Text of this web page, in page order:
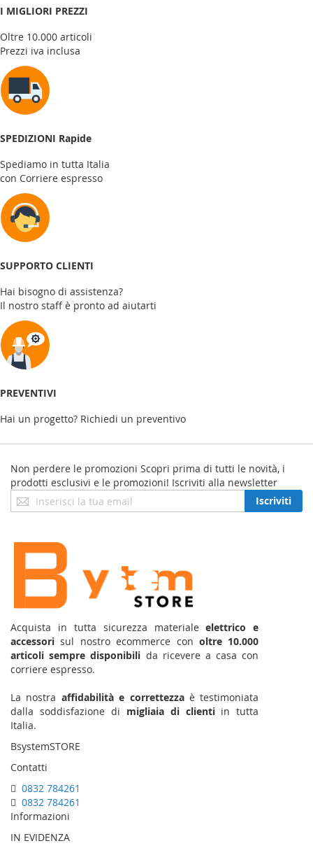
I MIGLIORI PREZZI
Oltre 10.000 articoli
Prezzi iva inclusa
SPEDIZIONI Rapide
Spediamo in tutta Italia
con Corriere espresso
SUPPORTO CLIENTI
Hai bisogno di assistenza?
Il nostro staff è pronto ad aiutarti
PREVENTIVI
Hai un progetto? Richiedi un preventivo
Non perdere le promozioni Scopri prima di tutti le novità, i
prodotti esclusivi e le promozioni! Iscriviti alla newsletter
Iscriviti
alla
Iscriviti
Acquista in tutta sicurezza materialeelettrico e
accessori sul nostro ecommerce con oltre 10.000
articoli sempre disponibili da ricevere a casa con
corriere espresso.
La nostra affidabilità e correttezzaè testimoniata
dalla soddisfazione di migliaia di clientiin tutta
Italia.
BsystemSTORE
Contatti
0832 784261
0832 784261
Informazioni
IN EVIDENZA